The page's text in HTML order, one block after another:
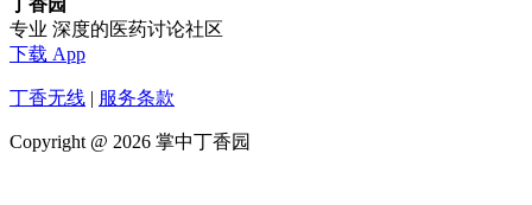
专业 深度的医药讨论社区
下载 App
丁香无线 | 服务条款
Copyright @ 2026 掌中丁香园